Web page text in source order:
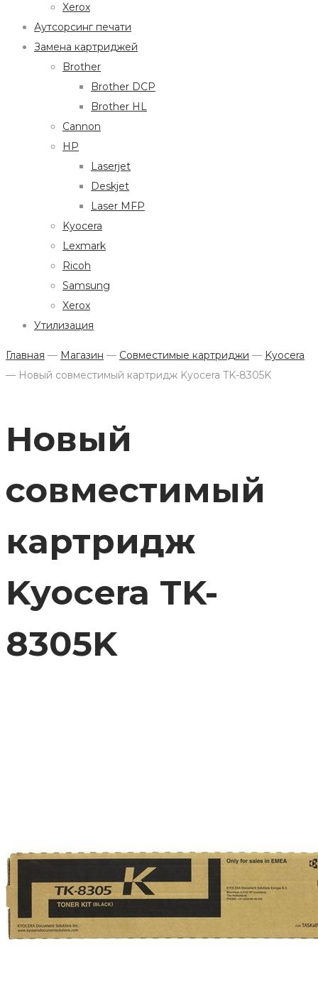
Xerox
Аутсорсинг печати
Замена картриджей
Brother
Brother DCP
Brother HL
Cannon
HP
Laserjet
Deskjet
Laser MFP
Kyocera
Lexmark
Ricoh
Samsung
Xerox
Утилизация
Главная — Магазин — Совместимые картриджи — Kyocera
— Новый совместимый картридж Kyocera TK-8305K
Новый
совместимый
картридж
Kyocera TK-
8305K